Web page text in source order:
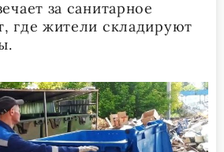
за санитарное
где жители складируют